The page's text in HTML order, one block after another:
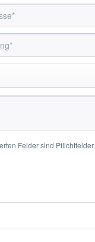
Felder sind Pflichtfelder.